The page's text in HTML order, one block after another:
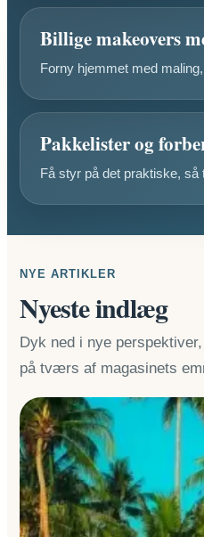
Billige makeovers
Forny hjemmet med
Pakkelister og
Få styr på det praktiske, så
NYE ARTIKLER
Nyeste indlæg
Dyk ned i nye
på tværs af magasinets